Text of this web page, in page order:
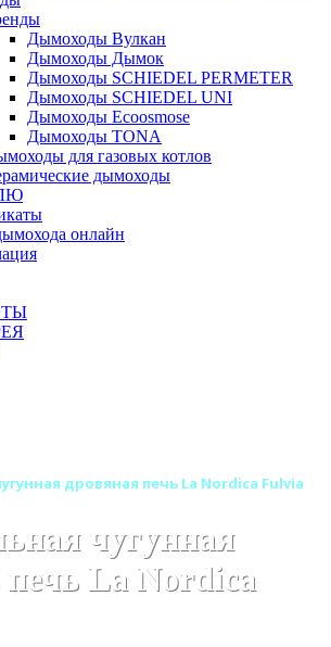
Дымоходы Вулкан
Дымоходы Дымок
Дымоходы SCHIEDEL PERMETER
Дымоходы SCHIEDEL UNI
Дымоходы Ecoosmose
Дымоходы TONA
для газовых котлов
дымоходы
онлайн
дровяная печь La Nordica Fulvia
чугунная
печь La Nordica